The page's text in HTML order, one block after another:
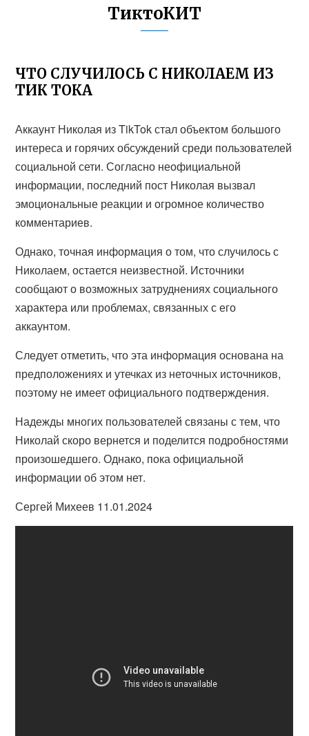
ТиктоКИТ
ЧТО СЛУЧИЛОСЬ С НИКОЛАЕМ ИЗ
ТИК ТОКА
Аккаунт Николая из TikTok стал объектом большого
интереса и горячих обсуждений среди пользователей
социальной сети. Согласно неофициальной
информации, последний пост Николая вызвал
эмоциональные реакции и огромное количество
комментариев.
Однако, точная информация о том, что случилось с
Николаем, остается неизвестной. Источники
сообщают о возможных затруднениях социального
характера или проблемах, связанных с его
аккаунтом.
Следует отметить, что эта информация основана на
предположениях и утечках из неточных источников,
поэтому не имеет официального подтверждения.
Надежды многих пользователей связаны с тем, что
Николай скоро вернется и поделится подробностями
произошедшего. Однако, пока официальной
информации об этом нет.
Сергей Михеев 11.01.2024